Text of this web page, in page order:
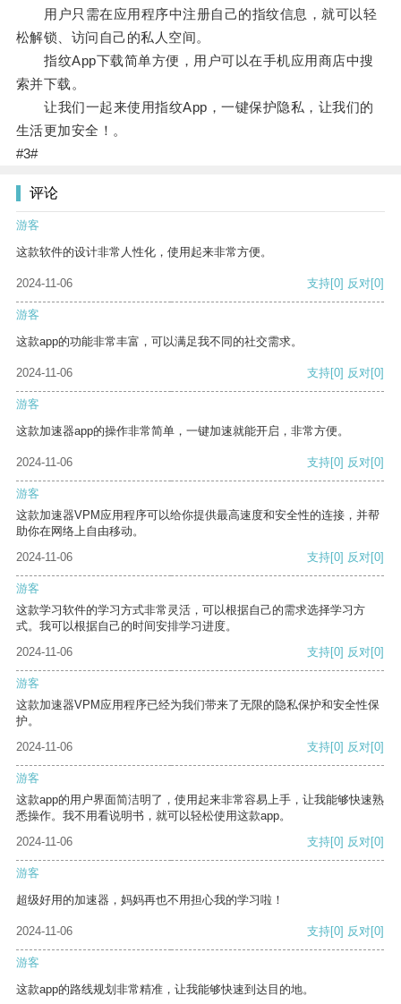
用户只需在应用程序中注册自己的指纹信息，就可以轻
松解锁、访问自己的私人空间。
指纹App下载简单方便，用户可以在手机应用商店中搜
索并下载。
让我们一起来使用指纹App，一键保护隐私，让我们的
生活更加安全！。
#3#
评论
游客
这款软件的设计非常人性化，使用起来非常方便。
2024-11-06 支持[0] 反对[0]
游客
这款app的功能非常丰富，可以满足我不同的社交需求。
2024-11-06 支持[0] 反对[0]
游客
这款加速器app的操作非常简单，一键加速就能开启，非常方便。
2024-11-06 支持[0] 反对[0]
游客
这款加速器VPM应用程序可以给你提供最高速度和安全性的连接，并帮
助你在网络上自由移动。
2024-11-06
支持[0] 反对[0]
游客
这款学习软件的学习方式非常灵活，可以根据自己的需求选择学习方
式。我可以根据自己的时间安排学习进度。
2024-11-06
支持[0] 反对[0]
游客
这款加速器VPM应用程序已经为我们带来了无限的隐私保护和安全性保
护。
2024-11-06
支持[0] 反对[0]
游客
这款app的用户界面简洁明了，使用起来非常容易上手，让我能够快速熟
悉操作。我不用看说明书，就可以轻松使用这款app。
2024-11-06
支持[0] 反对[0]
游客
超级好用的加速器，妈妈再也不用担心我的学习啦！
2024-11-06 支持[0] 反对[0]
游客
这款app的路线规划非常精准，让我能够快速到达目的地。